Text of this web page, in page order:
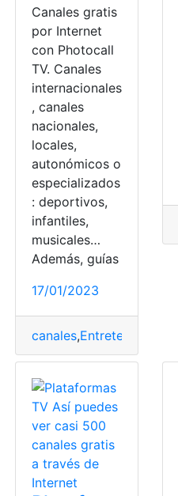
de televisión
Canales gratis
por Internet
con Photocall
TV. Canales
internacionales
, canales
nacionales,
locales,
autonómicos o
especializados
: deportivos,
infantiles,
musicales…
Además, guías
17/01/2023
canales,Entretenimiento